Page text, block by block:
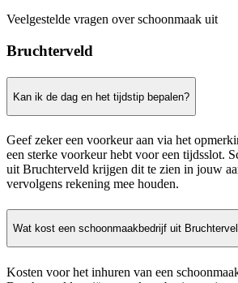
Veelgestelde vragen over schoonmaak uit
Bruchterveld
Kan ik de dag en het tijdstip bepalen?
Geef zeker een voorkeur aan via het
een sterke voorkeur hebt voor een tijdsslot.
uit Bruchterveld krijgen dit te zien in jouw
vervolgens rekening mee houden.
Wat kost een schoonmaakbedrijf uit
Kosten voor het inhuren van een